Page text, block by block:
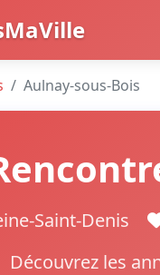
Aulnay-sous-Bois
Saint-Denis
Découvrez les